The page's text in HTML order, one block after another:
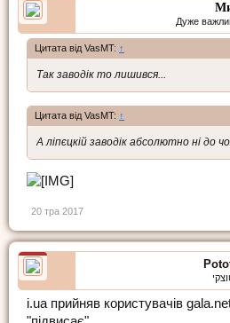
Дуже
Цитата від VasMT: ↑
Так заводік то лишився...
Цитата від VasMT: ↑
А ліпєцкій заводік абсолютно ні до
20 тра 2017
i.ua прийняв користувачів